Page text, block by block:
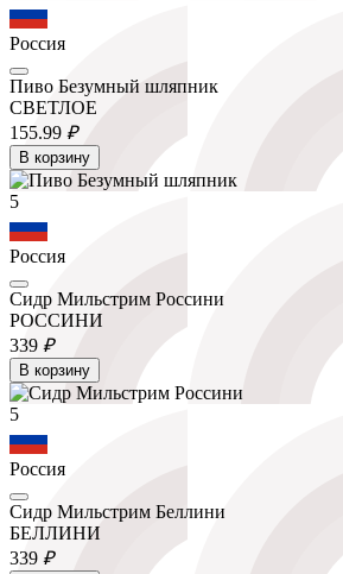
Россия
Пиво Безумный шляпник
СВЕТЛОЕ
155.99 ₽
В корзину
5
Россия
Сидр Мильстрим Россини
РОССИНИ
339 ₽
В корзину
5
Россия
Сидр Мильстрим Беллини
БЕЛЛИНИ
339 ₽